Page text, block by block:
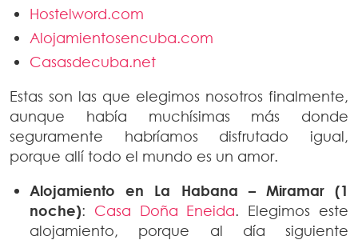
Hostelword.com
Alojamientosencuba.com
Casasdecuba.net
Estas son las que elegimos nosotros finalmente,
aunque había muchísimas más donde
seguramente habríamos disfrutado igual,
porque allí todo el mundo es un amor.
Alojamiento en La Habana
– Miramar (1
noche): Casa Doña Eneida. Elegimos este
alojamiento, porque al día siguiente